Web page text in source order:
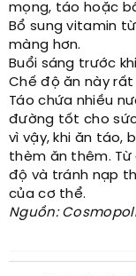
mọng, táo hoặc
Bổ sung vitamin
màng hơn.
Buổi sáng trước
Chế độ ăn này
Táo chứa nhiều
đường tốt cho
vì vậy, khi ăn táo,
thèm ăn thêm.
độ và tránh nạp
của cơ thể.
Nguồn: